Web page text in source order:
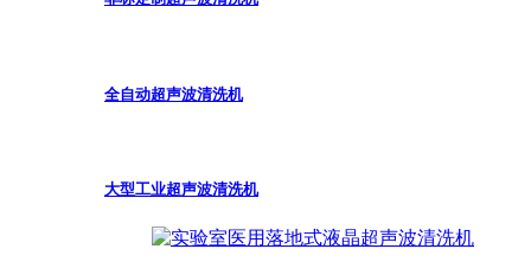
全自动超声波清洗机
大型工业超声波清洗机